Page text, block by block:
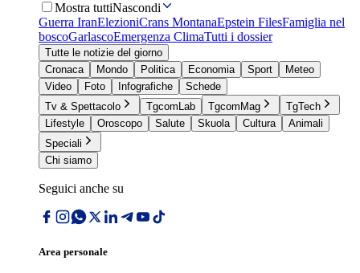
Mostra tuttiNascondi
Guerra IranElezioniCrans MontanaEpstein FilesFamiglia nel
boscoGarlascoEmergenza ClimaTutti i dossier
Tutte le notizie del giorno
Cronaca
Mondo Politica Economia Sport
Meteo
Video
Foto Infografiche
Schede
Tv & Spettacolo
TgcomLab TgcomMag
TgTech
Lifestyle
Oroscopo Salute Skuola Cultura
Animali
Speciali
Chi siamo
Seguici anche su
Area personale